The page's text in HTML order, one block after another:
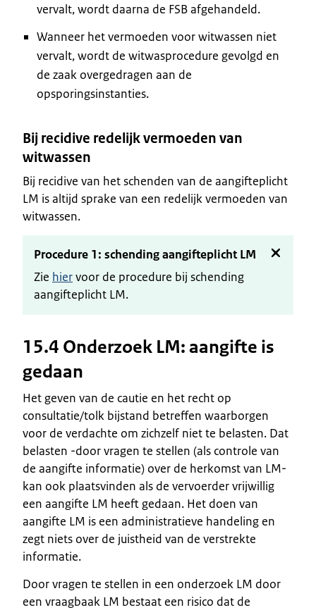
vervalt, wordt daarna de FSB afgehandeld.
Wanneer het vermoeden voor witwassen niet
vervalt, wordt de witwasprocedure gevolgd en
de zaak overgedragen aan de
opsporingsinstanties.
Bij recidive redelijk vermoeden van
witwassen
Bij recidive van het schenden van de aangifteplicht
LM is altijd sprake van een redelijk vermoeden van
witwassen.
Procedure 1: schending aangifteplicht LM
Zie hiervoor de procedure bij schending
aangifteplicht LM.
15.4 Onderzoek LM: aangifte is
gedaan
Het geven van de cautie en het recht op
consultatie/tolk bijstand betreffen waarborgen
voor de verdachte om zichzelf niet te belasten. Dat
belasten -door vragen te stellen (als controle van
de aangifte informatie) over de herkomst van LM-
kan ook plaatsvinden als de vervoerder vrijwillig
een aangifte LM heeft gedaan. Het doen van
aangifte LM is een administratieve handeling en
zegt niets over de juistheid van de verstrekte
informatie.
Door vragen te stellen in een onderzoek LM door
een vraagbaak LM bestaat een risico dat de